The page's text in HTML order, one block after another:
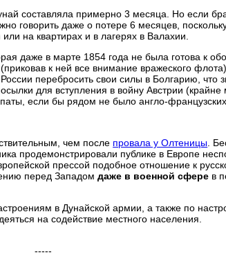
составляла примерно 3 месяца. Но если
говорить даже о потере 6 месяцев,
на квартирах и в лагерях в Валахии.
даже в марте 1854 года не была готова к
к ней все внимание вражеского
перебросить свои силы в Болгарию, что
для вступления в войну Австрии
если бы рядом не было англо-французских
чем после провала у Олтеницы .
продемонстрировали публике в Европе
прессой подобное отношение к
перед Западомдаже в военной сфере в
в Дунайской армии, а также по
на содействие местного населения.
-----